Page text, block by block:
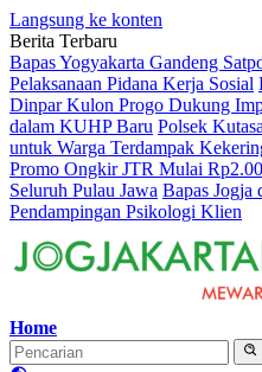
Langsung ke konten
Berita Terbaru
Bapas Yogyakarta Gandeng
Pelaksanaan Pidana Kerja Sosial
Dinpar Kulon Progo Dukung
dalam KUHP Baru Polsek
untuk Warga Terdampak
Promo Ongkir JTR Mulai
Seluruh Pulau Jawa Bapas Jogja
Pendampingan Psikologi Klien
Home